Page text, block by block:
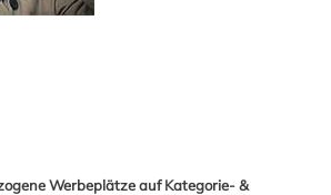
Werbeplätze auf Kategorie- &